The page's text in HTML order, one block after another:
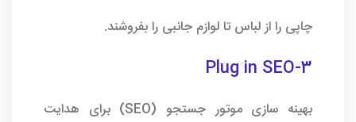
چاپی را از لباس تا لوازم جانبی را بفروشند.
3-Plug in SEO
بهینه سازی موتور جستجو (SEO) برای هدایت